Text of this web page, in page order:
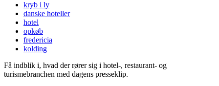
kryb i ly
danske hoteller
hotel
opkøb
fredericia
kolding
Få indblik i, hvad der rører sig i hotel-, restaurant- og
turismebranchen med dagens presseklip.